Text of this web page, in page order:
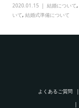
2020.01.15 結婚について,
いて, 結婚式準備について
よくあるご質問